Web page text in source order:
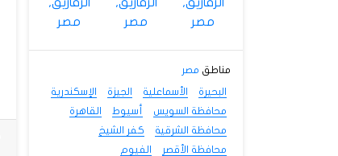
مناطق مصر
البحيرة
الأسماعلية الجيزة
الإسكندرية
محافظة السويس
أسيوط
القاهرة
محافظة الشرقية
كفر الشيخ
محافظة الأقصر
الفيوم